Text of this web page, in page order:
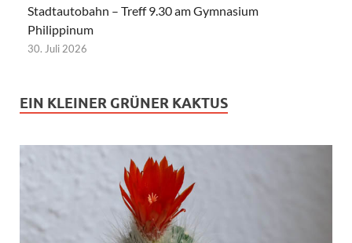
Stadtautobahn – Treff 9.30 am Gymnasium
Philippinum
30. Juli 2026
EIN KLEINER GRÜNER KAKTUS